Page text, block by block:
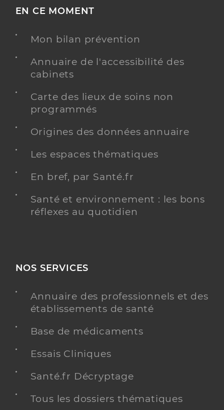
EN CE MOMENT
Mon bilan prévention
Annuaire de l'accessibilité des
cabinets
Carte des lieux de soins non
programmés
Origines des données annuaire
Les espaces thématiques
En bref, par Santé.fr
Santé et environnement : les bons
réflexes au quotidien
NOS SERVICES
Annuaire des professionnels et des
établissements de santé
Base de médicaments
Essais Cliniques
Santé.fr Décryptage
Tous les dossiers thématiques